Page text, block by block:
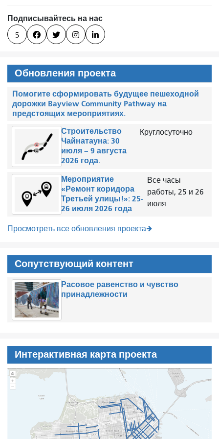
Подписывайтесь на нас
5    
Обновления проекта
Помогите сформировать будущее пешеходной
дорожки Bayview Community Pathway на
предстоящих мероприятиях.
Строительство
Чайнатауна: 30
июля – 9 августа
2026 года.
Круглосуточно
Мероприятие
«Ремонт коридора
Третьей улицы!»: 25-
26 июля 2026 года
Все часы
работы, 25 и 26
июля
Просмотреть все обновления проекта
Сопутствующий контент
Расовое равенство и чувство
принадлежности
Интерактивная карта проекта